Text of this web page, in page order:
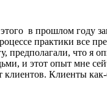
в прошлом году
практики все
предполагали, что я
и этот опыт мне
клиентов. Клиенты